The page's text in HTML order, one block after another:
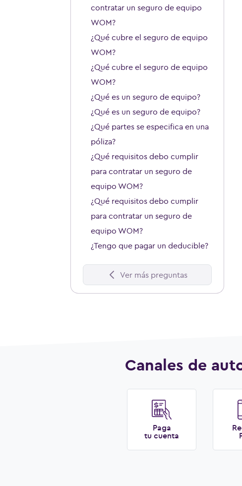
contratar un seguro de equipo
WOM?
¿Qué cubre el seguro de equipo
WOM?
¿Qué cubre el seguro de equipo
WOM?
¿Qué es un seguro de equipo?
¿Qué es un seguro de equipo?
¿Qué partes se especifica en una
póliza?
¿Qué requisitos debo cumplir
para contratar un seguro de
equipo WOM?
¿Qué requisitos debo cumplir
para contratar un seguro de
equipo WOM?
¿Tengo que pagar un deducible?
Ver más preguntas
Canales de
Paga
tu cuenta